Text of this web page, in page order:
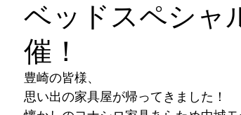
ベッドスペシャ
催！
豊崎の皆様、
思い出の家具屋が帰ってきました！